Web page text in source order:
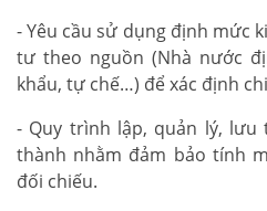
- Yêu cầu sử dụng định mức
tư theo nguồn (Nhà nước
khẩu, tự chế…) để xác định
- Quy trình lập, quản lý, lưu
thành nhằm đảm bảo tính
đối chiếu.